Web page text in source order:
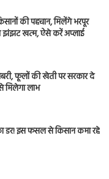
की पहचान, मिलेंगे भरपूर
झंझट खत्म, ऐसे करें अप्लाई
फूलों की खेती पर सरकार दे
मिलेगा लाभ
डर! इस फसल से किसान कमा रहे